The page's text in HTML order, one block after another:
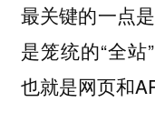
最关键的一点
是笼统的“全站
也就是网页和